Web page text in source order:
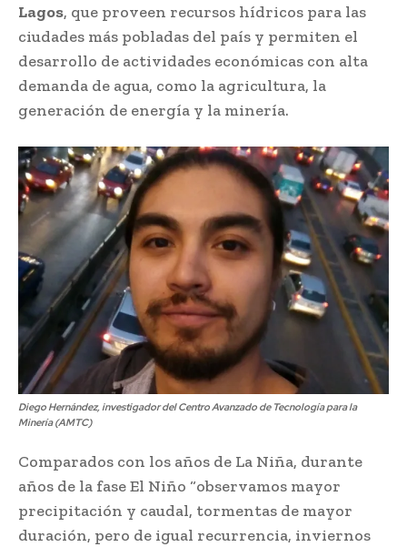
Lagos, que proveen recursos hídricos para las
ciudades más pobladas del país y permiten el
desarrollo de actividades económicas con alta
demanda de agua, como la agricultura, la
generación de energía y la minería.
Diego Hernández, investigador del Centro Avanzado de Tecnología para la
Minería (AMTC)
Comparados con los años de La Niña, durante
años de la fase El Niño “observamos mayor
precipitación y caudal, tormentas de mayor
duración, pero de igual recurrencia, inviernos